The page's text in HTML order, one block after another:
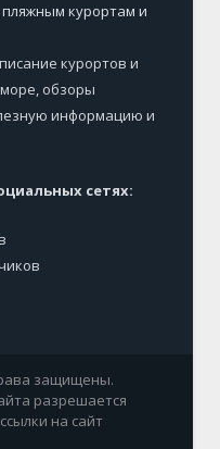
курортам и
курортов и
обзоры
информацию и
сетях:
защищены.
разрешается
на сайт